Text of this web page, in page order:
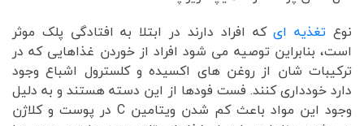
نوع تغذیه ایکه افراد دارند در ابتلا به افتادگی پلک موثر
است، بنابراین توصیه می شود افراد از خوردن غذاهایی که در
ترکیبات شان از روغن های اکسیده و کلسترول اشباع وجود
دارد خودداری کنند. فست فودها از این دسته هستند و به دلیل
وجود این مواد باعث کم شدن ویتامین C در پوست و کلاژن